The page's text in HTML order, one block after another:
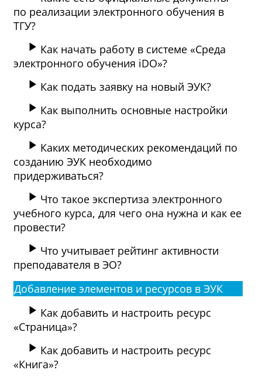
по реализации электронного обучения в
ТГУ?
Как начать работу в системе «Среда
электронного обучения iDO»?
Как подать заявку на новый ЭУК?
Как выполнить основные настройки
курса?
Каких методических рекомендаций по
созданию ЭУК необходимо
придерживаться?
Что такое экспертиза электронного
учебного курса, для чего она нужна и как ее
провести?
Что учитывает рейтинг активности
преподавателя в ЭО?
Добавление элементов и ресурсов в ЭУК
Как добавить и настроить ресурс
«Страница»?
Как добавить и настроить ресурс
«Книга»?